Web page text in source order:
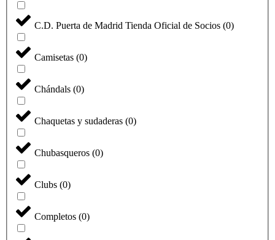
C.D. Puerta de Madrid Tienda Oficial de Socios (0)
Camisetas (0)
Chándals (0)
Chaquetas y sudaderas (0)
Chubasqueros (0)
Clubs (0)
Completos (0)